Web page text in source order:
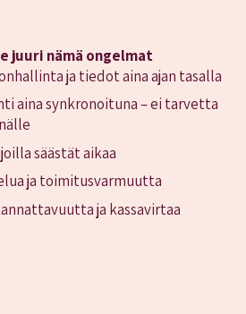
juuri nämä ongelmat
ja tiedot aina ajan tasalla
aina synkronoituna – ei tarvetta
säästät aikaa
ja toimitusvarmuutta
ja kassavirtaa